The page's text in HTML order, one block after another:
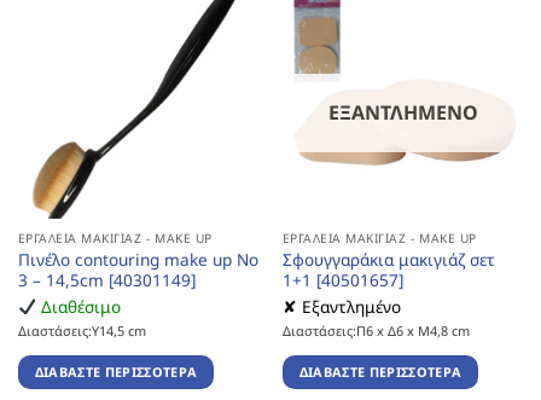
ΕΡΓΑΛΕΊΑ ΜΑΚΙΓΙΆΖ - MAKE UP
Πινέλο contouring make up No
3 – 14,5cm [40301149]
Διαθέσιμο
Διαστάσεις:Υ14,5 cm
ΔΙΑΒΆΣΤΕ ΠΕΡΙΣΣΌΤΕΡΑ
ΕΞΑΝΤΛΗΜΈΝΟ
ΕΡΓΑΛΕΊΑ ΜΑΚΙΓΙΆΖ - MAKE UP
Σφουγγαράκια μακιγιάζ σετ
1+1 [40501657]
✘ Εξαντλημένο
Διαστάσεις:Π6 x Δ6 x Μ4,8 cm
ΔΙΑΒΆΣΤΕ ΠΕΡΙΣΣΌΤΕΡΑ